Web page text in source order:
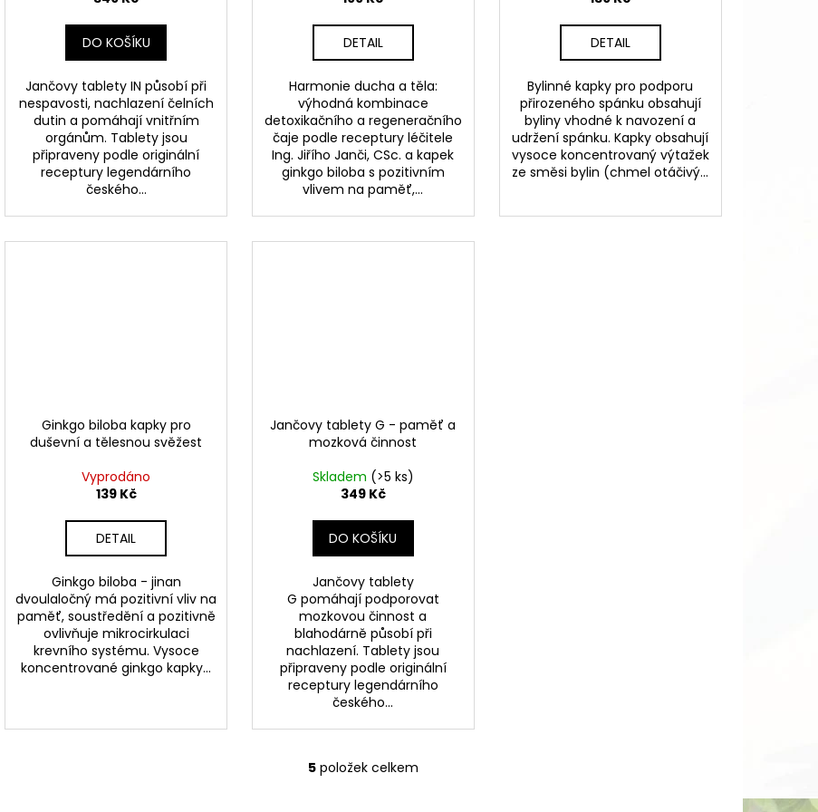
DO KOŠÍKU
Jančovy tablety IN působí při
nespavosti, nachlazení čelních
dutin a pomáhají vnitřním
orgánům. Tablety jsou
připraveny podle originální
receptury legendárního
českého...
DETAIL
Harmonie ducha a těla:
výhodná kombinace
detoxikačního a regeneračního
čaje podle receptury léčitele
Ing. Jiřího Janči, CSc. a kapek
ginkgo biloba s pozitivním
vlivem na paměť,...
DETAIL
Bylinné kapky pro podporu
přirozeného spánku obsahují
byliny vhodné k navození a
udržení spánku. Kapky obsahují
vysoce koncentrovaný výtažek
ze směsi bylin (chmel otáčivý...
Ginkgo biloba kapky pro
duševní a tělesnou svěžest
Vyprodáno
139 Kč
DETAIL
Ginkgo biloba - jinan
dvoulaločný má pozitivní vliv na
paměť, soustředění a pozitivně
ovlivňuje mikrocirkulaci
krevního systému. Vysoce
koncentrované ginkgo kapky...
Jančovy tablety G - paměť a
mozková činnost
Skladem (>5 ks)
349 Kč
DO KOŠÍKU
Jančovy tablety
G pomáhají podporovat
mozkovou činnost a
blahodárně působí při
nachlazení. Tablety jsou
připraveny podle originální
receptury legendárního
českého...
O
5 položek celkem